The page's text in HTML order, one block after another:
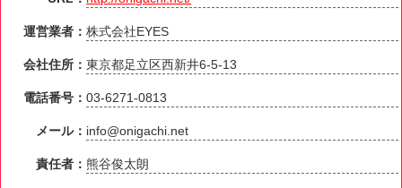
運営業者：株式会社EYES
会社住所：東京都足立区西新井6-5-13
電話番号：03-6271-0813
メール： info@onigachi.net
責任者：熊谷俊太朗